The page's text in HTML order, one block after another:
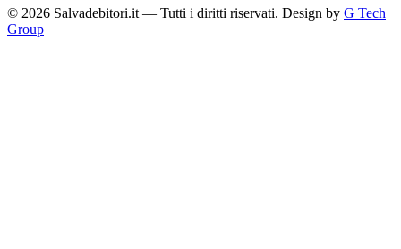
© 2026 Salvadebitori.it — Tutti i diritti riservati. Design by G Tech
Group